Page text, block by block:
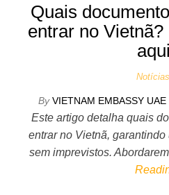
Quais
entrar no
Notícias
By VIETNAM EMBASSY UAE
Este artigo detalha quais
entrar no Vietnã,
sem imprevistos.